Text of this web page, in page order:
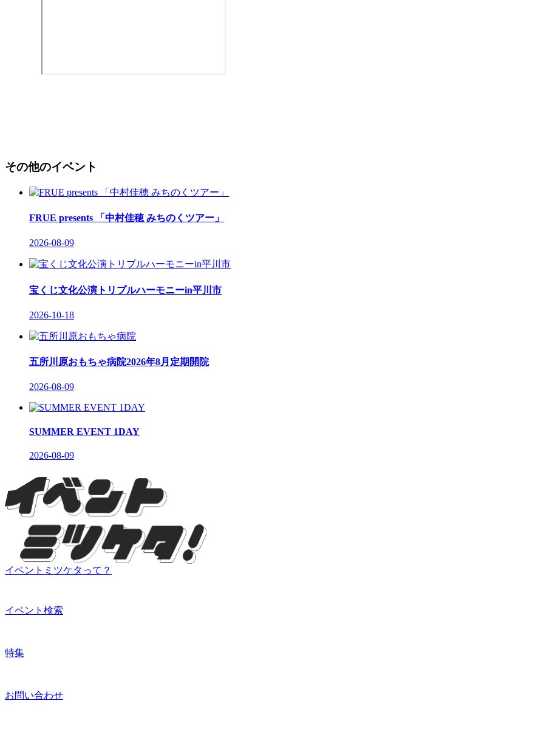
その他のイベント
FRUE presents 「中村佳穂 みちのくツアー」
2026-08-09
宝くじ文化公演トリプルハーモニーin平川市
2026-10-18
五所川原おもちゃ病院2026年8月定期開院
2026-08-09
SUMMER EVENT 1DAY
2026-08-09
イベントミツケタって？
イベント検索
特集
お問い合わせ